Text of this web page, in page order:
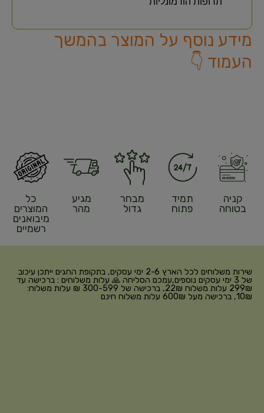
מידע נוסף על המוצר בהמשך
העמוד 👇
קניה
בטוחה
תמיד
פתוח
מבחר
גדול
מגיע
מהר
כל
המוצרים
מיבואנים
רשמיים
שירות משלוחים לכל הארץ 2-6 ימי עסקים, בתקופת החגים ייתכן עיכוב
של 3 ימי עסקים נוספים,עמכם הסליחה 🙏 עלות משלוחים : ברכישה עד
299₪ עלות משלוח 22₪, ברכישה של 300-599 ₪ עלות משלוח:
10₪, ברכישה מעל 600₪ עלות משלוח חינם